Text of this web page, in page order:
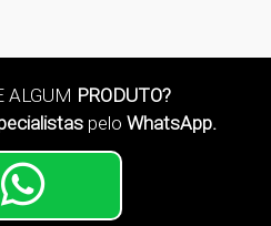
ALGUM PRODUTO?
pelo WhatsApp.